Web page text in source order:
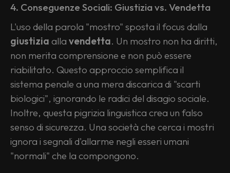
4. Conseguenze Sociali: Giustizia vs. Vendetta
L'uso della parola "mostro" sposta il focus dalla
giustizia alla vendetta. Un mostro non ha diritti,
non merita comprensione e non può essere
riabilitato. Questo approccio semplifica il
sistema penale a una mera discarica di "scarti
biologici", ignorando le radici del disagio sociale.
Inoltre, questa pigrizia linguistica crea un falso
senso di sicurezza. Una società che cerca i mostri
ignora i segnali d'allarme negli esseri umani
"normali" che la compongono.